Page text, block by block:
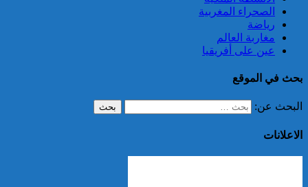
الصحراء المغربية
رياضة
مغاربة العالم
عين على أفريقيا
بحث في الموقع
البحث عن:
الاعلانات